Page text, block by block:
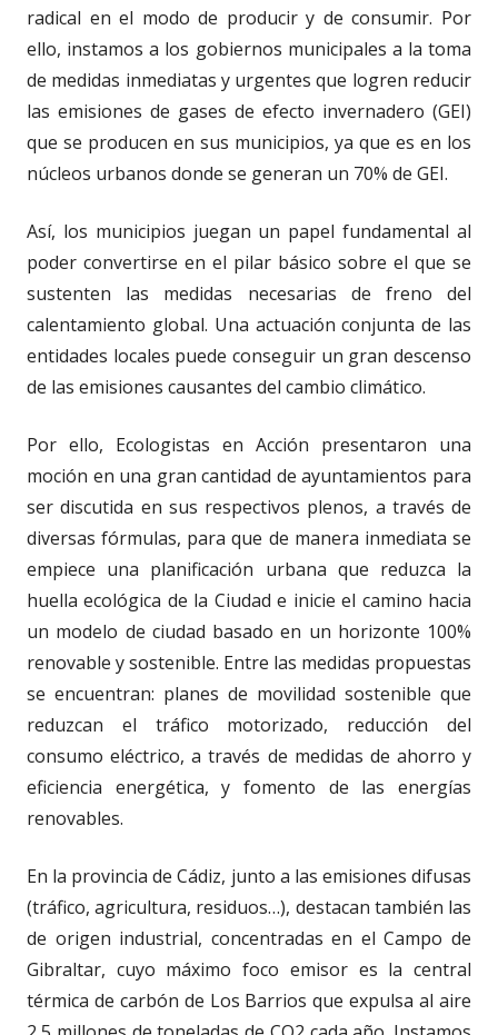
radical en el modo de producir y de consumir. Por
ello, instamos a los gobiernos municipales a la toma
de medidas inmediatas y urgentes que logren reducir
las emisiones de gases de efecto invernadero (GEI)
que se producen en sus municipios, ya que es en los
núcleos urbanos donde se generan un 70% de GEI.
Así, los municipios juegan un papel fundamental al
poder convertirse en el pilar básico sobre el que se
sustenten las medidas necesarias de freno del
calentamiento global. Una actuación conjunta de las
entidades locales puede conseguir un gran descenso
de las emisiones causantes del cambio climático.
Por ello, Ecologistas en Acción presentaron una
moción en una gran cantidad de ayuntamientos para
ser discutida en sus respectivos plenos, a través de
diversas fórmulas, para que de manera inmediata se
empiece una planificación urbana que reduzca la
huella ecológica de la Ciudad e inicie el camino hacia
un modelo de ciudad basado en un horizonte 100%
renovable y sostenible. Entre las medidas propuestas
se encuentran: planes de movilidad sostenible que
reduzcan el tráfico motorizado, reducción del
consumo eléctrico, a través de medidas de ahorro y
eficiencia energética, y fomento de las energías
renovables.
En la provincia de Cádiz, junto a las emisiones difusas
(tráfico, agricultura, residuos…), destacan también las
de origen industrial, concentradas en el Campo de
Gibraltar, cuyo máximo foco emisor es la central
térmica de carbón de Los Barrios que expulsa al aire